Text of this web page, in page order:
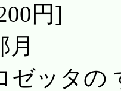
円]
月
ゼッタの